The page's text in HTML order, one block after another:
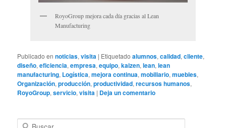
RoyoGroup mejora cada día gracias al Lean
Manufacturing
Publicado en noticias,visita | Etiquetado alumnos,calidad,cliente,
diseño,eficiencia,empresa,equipo,kaizen,lean,lean
manufacturing, Logística,mejora continua,mobiliario,muebles,
Organización,producción,productividad,recursos humanos,
RoyoGroup,servicio,visita | Deja un comentario